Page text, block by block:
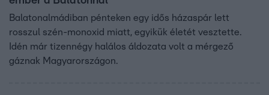
Balatonalmádiban pénteken egy idős házaspár lett
rosszul szén-monoxid miatt, egyikük életét vesztette.
Idén már tizennégy halálos áldozata volt a mérgező
gáznak Magyarországon.